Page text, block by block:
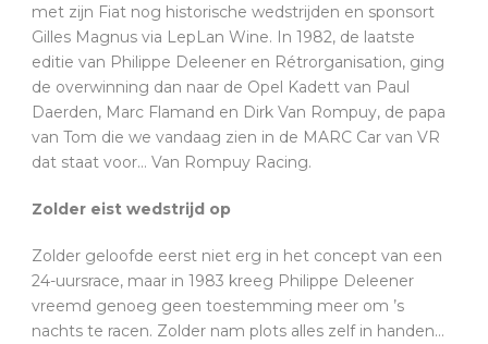
met zijn Fiat nog historische wedstrijden en sponsort
Gilles Magnus via LepLan Wine. In 1982, de laatste
editie van Philippe Deleener en Rétrorganisation, ging
de overwinning dan naar de Opel Kadett van Paul
Daerden, Marc Flamand en Dirk Van Rompuy, de papa
van Tom die we vandaag zien in de MARC Car van VR
dat staat voor… Van Rompuy Racing.
Zolder eist wedstrijd op
Zolder geloofde eerst niet erg in het concept van een
24-uursrace, maar in 1983 kreeg Philippe Deleener
vreemd genoeg geen toestemming meer om ’s
nachts te racen. Zolder nam plots alles zelf in handen…